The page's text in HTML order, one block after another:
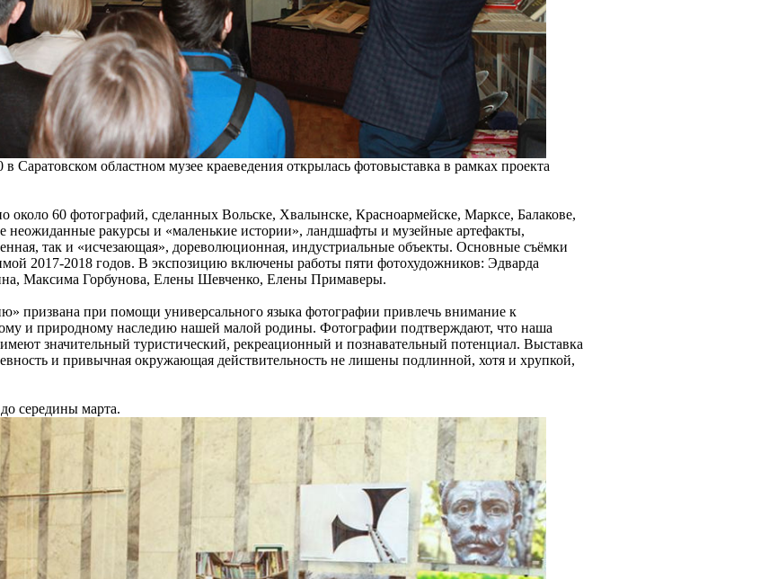
в Саратовском областном музее краеведения открылась фотовыставка в рамках проекта
около 60 фотографий, сделанных Вольске, Хвалынске, Красноармейске, Марксе, Балакове,
неожиданные ракурсы и «маленькие истории», ландшафты и музейные артефакты,
так и «исчезающая», дореволюционная, индустриальные объекты. Основные съёмки
2017-2018 годов. В экспозицию включены работы пяти фотохудожников: Эдварда
Максима Горбунова, Елены Шевченко, Елены Примаверы.
призвана при помощи универсального языка фотографии привлечь внимание к
и природному наследию нашей малой родины. Фотографии подтверждают, что наша
значительный туристический, рекреационный и познавательный потенциал. Выставка
и привычная окружающая действительность не лишены подлинной, хотя и хрупкой,
середины марта.